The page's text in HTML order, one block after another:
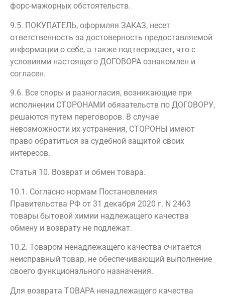
форс-мажорных обстоятельств.
9.5. ПОКУПАТЕЛЬ, оформляя ЗАКАЗ, несет
ответственность за достоверность предоставляемой
информации о себе, а также подтверждает, что с
условиями настоящего ДОГОВОРА ознакомлен и
согласен.
9.6. Все споры и разногласия, возникающие при
исполнении СТОРОНАМИ обязательств по ДОГОВОРУ,
решаются путем переговоров. В случае
невозможности их устранения, СТОРОНЫ имеют
право обратиться за судебной защитой своих
интересов.
Статья 10. Возврат и обмен товара.
10.1. Согласно нормам Постановления
Правительства РФ от 31 декабря 2020 г. N 2463
товары бытовой химии надлежащего качества
обмену и возврату не подлежат.
10.2. Товаром ненадлежащего качества считается
неисправный товар, не обеспечивающий выполнение
своего функционального назначения.
Для возврата ТОВАРА ненадлежащего качества